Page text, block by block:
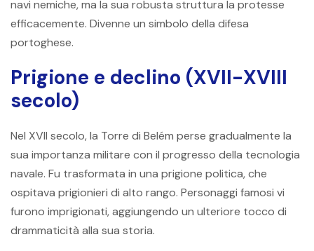
navi nemiche, ma la sua robusta struttura la protesse
efficacemente. Divenne un simbolo della difesa
portoghese.
Prigione e declino (XVII-XVIII
secolo)
Nel XVII secolo, la Torre di Belém perse gradualmente la
sua importanza militare con il progresso della tecnologia
navale. Fu trasformata in una prigione politica, che
ospitava prigionieri di alto rango. Personaggi famosi vi
furono imprigionati, aggiungendo un ulteriore tocco di
drammaticità alla sua storia.